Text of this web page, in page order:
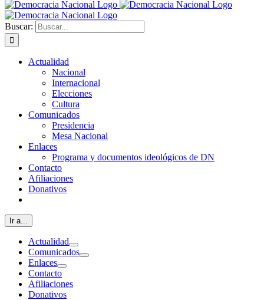
Buscar:
Actualidad
Nacional
Internacional
Elecciones
Cultura
Comunicados
Presidencia
Mesa Nacional
Enlaces
Programa y documentos ideológicos de DN
Contacto
Afiliaciones
Donativos
Ir a...
Actualidad
Comunicados
Enlaces
Contacto
Afiliaciones
Donativos